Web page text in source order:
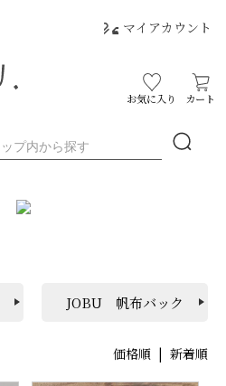
マイアカウント
お気に入り カート
JOBU 帆布バック
価格順 | 新着順